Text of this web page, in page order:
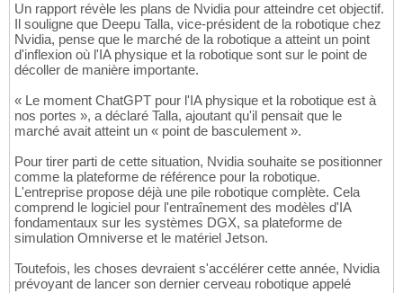
Un rapport révèle les plans de Nvidia pour atteindre cet objectif.
Il souligne que Deepu Talla, vice-président de la robotique chez
Nvidia, pense que le marché de la robotique a atteint un point
d'inflexion où l'IA physique et la robotique sont sur le point de
décoller de manière importante.
« Le moment ChatGPT pour l'IA physique et la robotique est à
nos portes », a déclaré Talla, ajoutant qu'il pensait que le
marché avait atteint un « point de basculement ».
Pour tirer parti de cette situation, Nvidia souhaite se positionner
comme la plateforme de référence pour la robotique.
L'entreprise propose déjà une pile robotique complète. Cela
comprend le logiciel pour l'entraînement des modèles d'IA
fondamentaux sur les systèmes DGX, sa plateforme de
simulation Omniverse et le matériel Jetson.
Toutefois, les choses devraient s'accélérer cette année, Nvidia
prévoyant de lancer son dernier cerveau robotique appelé